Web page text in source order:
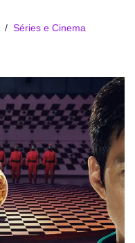
Séries e Cinema